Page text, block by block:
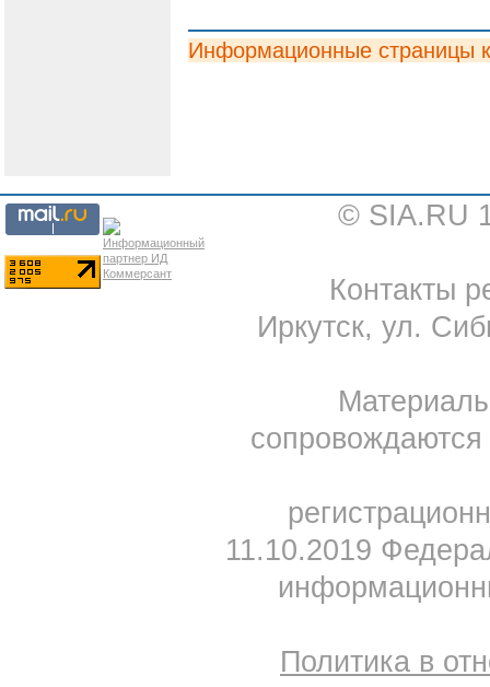
Информационные страницы
© SIA.RU
Контакты
Иркутск, ул.
11.10.2019
Политика в